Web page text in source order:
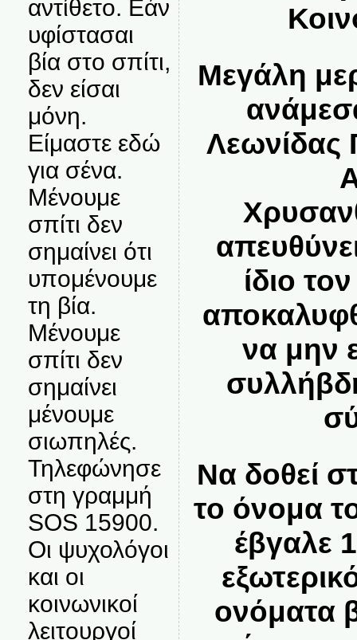
αντίθετο. Εάν
υφίστασαι
βία στο σπίτι,
δεν είσαι
μόνη.
Είμαστε εδώ
για σένα.
Μένουμε
σπίτι δεν
σημαίνει ότι
υπομένουμε
τη βία.
Μένουμε
σπίτι δεν
σημαίνει
μένουμε
σιωπηλές.
Τηλεφώνησε
στη γραμμή
SOS 15900.
Οι ψυχολόγοι
και οι
κοινωνικοί
λειτουργοί
Μεγάλη
Λεωνίδας
ίδιο
να μην
Να δοθεί
το όνομα
έβγαλε
ονόματα